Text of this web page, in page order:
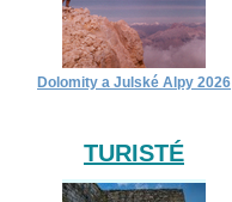
Dolomity a Julské Alpy 2026
TURISTÉ